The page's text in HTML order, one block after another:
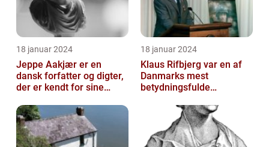
18 januar 2024
Jeppe Aakjær er en
dansk forfatter og digter,
der er kendt for sine
18 januar 2024
Klaus Rifbjerg var en af
Danmarks mest
betydningsfulde
lang række bøger i l...